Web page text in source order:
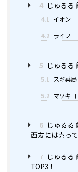
4 じゅるる
4.1 イオン
4.2 ライフ
5 じゅるる
5.1 スギ薬局
5.2 マツキヨ
6 じゅるる
西友には売っ
7 じゅるる
TOP3！